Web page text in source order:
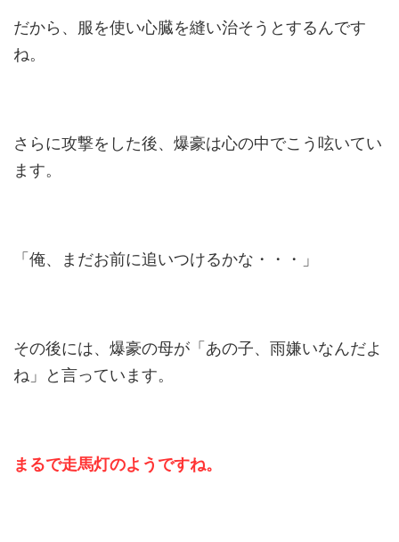
だから、服を使い心臓を縫い治そうとするんです
ね。
さらに攻撃をした後、爆豪は心の中でこう呟いてい
ます。
「俺、まだお前に追いつけるかな・・・」
その後には、爆豪の母が「あの子、雨嫌いなんだよ
ね」と言っています。
まるで走馬灯のようですね。